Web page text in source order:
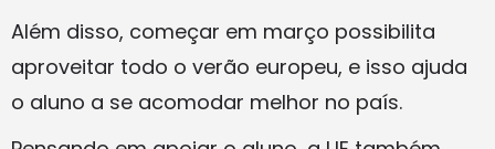
Além disso, começar em março possibilita
aproveitar todo o verão europeu, e isso ajuda
o aluno a se acomodar melhor no país.